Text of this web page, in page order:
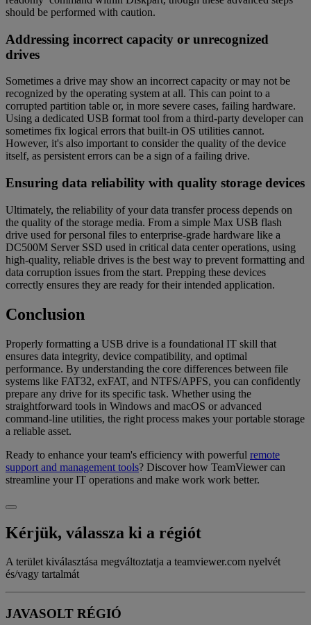
should be performed with caution.
Addressing incorrect capacity or unrecognized
drives
Sometimes a drive may show an incorrect capacity or may not be
recognized by the operating system at all. This can point to a
corrupted partition table or, in more severe cases, failing hardware.
Using a dedicated USB format tool from a third-party developer can
sometimes fix logical errors that built-in OS utilities cannot.
However, it's also important to consider the quality of the device
itself, as persistent errors can be a sign of a failing drive.
Ensuring data reliability with quality storage devices
Ultimately, the reliability of your data transfer process depends on
the quality of the storage media. From a simple Max USB flash
drive used for personal files to enterprise-grade hardware like a
DC500M Server SSD used in critical data center operations, using
high-quality, reliable drives is the best way to prevent formatting and
data corruption issues from the start. Prepping these devices
correctly ensures they are ready for their intended application.
Conclusion
Properly formatting a USB drive is a foundational IT skill that
ensures data integrity, device compatibility, and optimal
performance. By understanding the core differences between file
systems like FAT32, exFAT, and NTFS/APFS, you can confidently
prepare any drive for its specific task. Whether using the
straightforward tools in Windows and macOS or advanced
command-line utilities, the right process makes your portable storage
a reliable asset.
Ready to enhance your team's efficiency with powerful remote
support and management tools? Discover how TeamViewer can
streamline your IT operations and make work work better.
Kérjük, válassza ki a régiót
A terület kiválasztása megváltoztatja a teamviewer.com nyelvét
és/vagy tartalmát
JAVASOLT RÉGIÓ